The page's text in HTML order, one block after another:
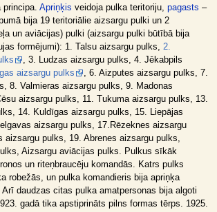
Apriņķis veidoja pulka teritoriju, pagasts –
bija 19 teritoriālie aizsargu pulki un 2
un aviācijas) pulki (aizsargu pulki būtībā bija
formējumi): 1. Talsu aizsargu pulks, 2.
, 3. Ludzas aizsargu pulks, 4. Jēkabpils
aizsargu pulks
, 6. Aizputes aizsargu pulks, 7.
8. Valmieras aizsargu pulks, 9. Madonas
aizsargu pulks, 11. Tukuma aizsargu pulks, 13.
14. Kuldīgas aizsargu pulks, 15. Liepājas
aizsargu pulks, 17.Rēzeknes aizsargu
aizsargu pulks, 19. Abrenes aizsargu pulks,
Aizsargu aviācijas pulks. Pulkus sīkāk
un riteņbraucēju komandās. Katrs pulks
robežās, un pulka komandieris bija apriņķa
daudzas citas pulka amatpersonas bija algoti
gadā tika apstiprināts pilns formas tērps. 1925.